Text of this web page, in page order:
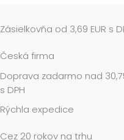
Zásielkovňa od 3,69 EUR s
Česká firma
Doprava zadarmo nad
s DPH
Rýchla expedice
Cez 20 rokov na trhu